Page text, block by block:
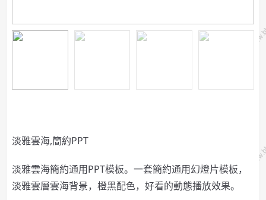
淡雅雲海,簡約PPT
淡雅雲海簡約通用PPT模板。一套簡約通用幻燈片模板，
淡雅雲層雲海背景，橙黑配色，好看的動態播放效果。